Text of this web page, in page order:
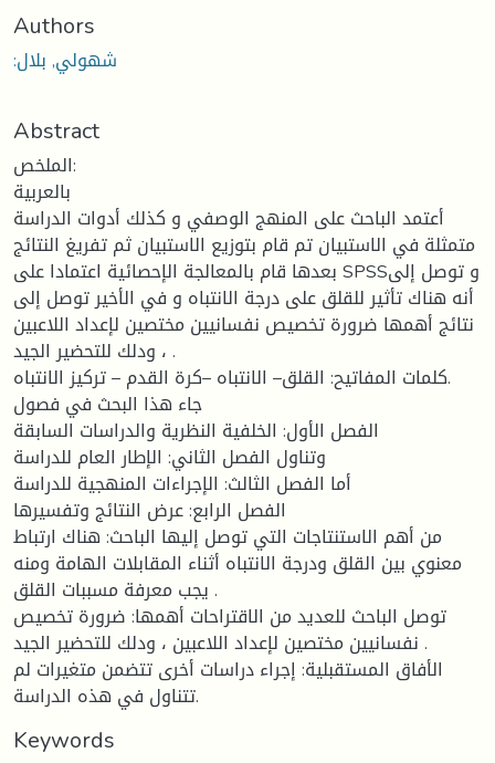
Authors
:شهولي, بلال
Abstract
الملخص:
بالعربية
أعتمد الباحث على المنهج الوصفي و كذلك أدوات الدراسة
متمثلة في الاستبيان تم قام بتوزيع الاستبيان ثم تفريغ النتائج
بعدها قام بالمعالجة الإحصائية اعتمادا على SPSSو توصل إلى
أنه هناك تأثير للقلق على درجة الانتباه و في الأخير توصل إلى
نتائج أهمها ضرورة تخصيص نفسانيين مختصين لإعداد اللاعبين
، ودلك للتحضير الجيد .
كلمات المفاتيح: القلق– الانتباه –كرة القدم – تركيز الانتباه.
جاء هذا البحث في فصول
الفصل الأول: الخلفية النظرية والدراسات السابقة
وتناول الفصل الثاني: الإطار العام للدراسة
أما الفصل الثالث: الإجراءات المنهجية للدراسة
الفصل الرابع: عرض النتائج وتفسيرها
من أهم الاستنتاجات التي توصل إليها الباحث: هناك ارتباط
معنوي بين القلق ودرجة الانتباه أثناء المقابلات الهامة ومنه
يجب معرفة مسببات القلق .
توصل الباحث للعديد من الاقتراحات أهمها: ضرورة تخصيص
نفسانيين مختصين لإعداد اللاعبين ، ودلك للتحضير الجيد .
الأفاق المستقبلية: إجراء دراسات أخرى تتضمن متغيرات لم
تتناول في هذه الدراسة.
Keywords